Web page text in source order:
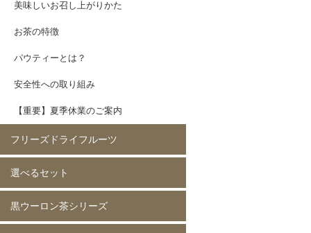
美味しいお召し上がりかた
お茶の特徴
パウティーとは？
安全性への取り組み
【重要】夏季休業のご案内
フリーズドライフルーツ
イチゴ(5mm)60g
イチゴ(5mm)200g
イチゴ(8mm)200g
フレーズホール50g
フレーズホール150g
イチゴスライス
バナナ60g
バナナ200g
マンゴー60g
マンゴー200g
ラズベリー60g
ラズベリー200g
黄桃60g
黄桃200g
コーン200g
選べるセット
選べる 2種類
黒ウーロン茶シリーズ